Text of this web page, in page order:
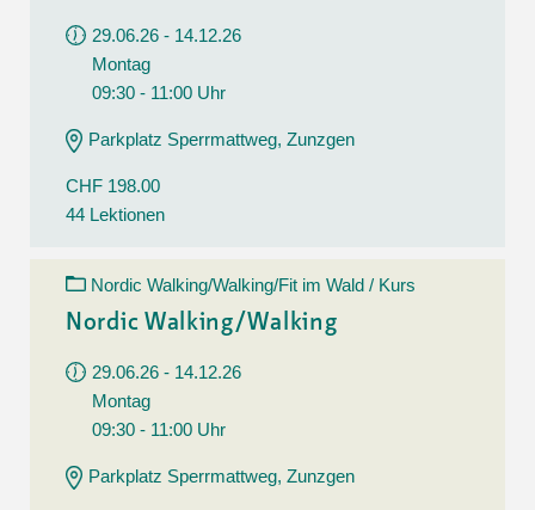
29.06.26 - 14.12.26
Montag
09:30 - 11:00 Uhr
Parkplatz Sperrmattweg, Zunzgen
CHF 198.00
44 Lektionen
Nordic Walking/Walking/Fit im Wald / Kurs
Nordic Walking/Walking
29.06.26 - 14.12.26
Montag
09:30 - 11:00 Uhr
Parkplatz Sperrmattweg, Zunzgen